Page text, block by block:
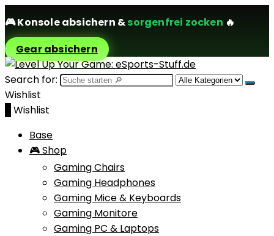
🎮Konsole absichern &sorgenfrei zocken 🔥
Gear absichern
Search for:
Wishlist
Wishlist
Base
🎮 Shop
Gaming Chairs
Gaming Headphones
Gaming Mice & Keyboards
Gaming Monitore
Gaming PC & Laptops